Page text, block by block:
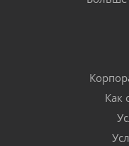
Как